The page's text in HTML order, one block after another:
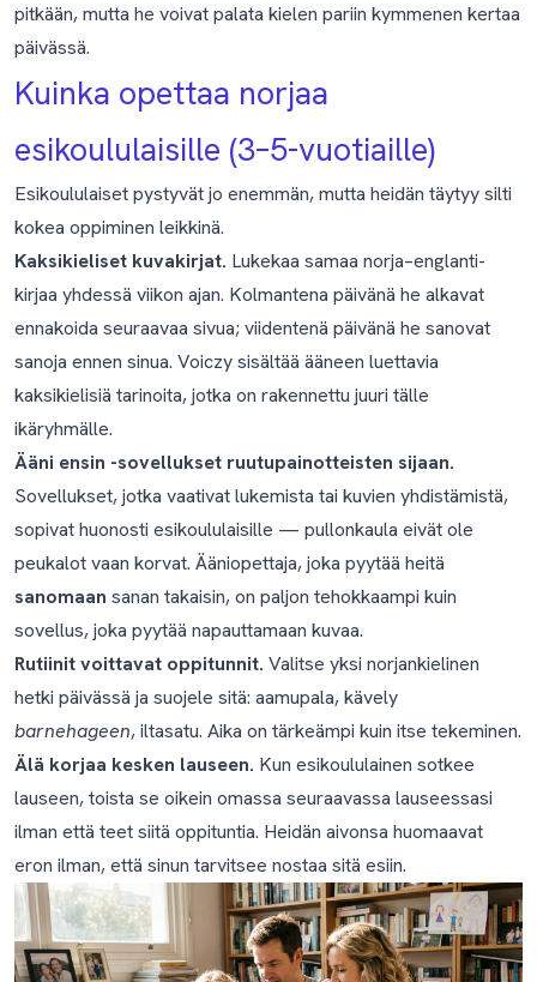
pitkään, mutta he voivat palata kielen pariin kymmenen kertaa
päivässä.
Kuinka opettaa norjaa
esikoululaisille (3–5-vuotiaille)
Esikoululaiset pystyvät jo enemmän, mutta heidän täytyy silti
kokea oppiminen leikkinä.
Kaksikieliset kuvakirjat. Lukekaa samaa norja–englanti-
kirjaa yhdessä viikon ajan. Kolmantena päivänä he alkavat
ennakoida seuraavaa sivua; viidentenä päivänä he sanovat
sanoja ennen sinua. Voiczy sisältää ääneen luettavia
kaksikielisiä tarinoita, jotka on rakennettu juuri tälle
ikäryhmälle.
Ääni ensin -sovellukset ruutupainotteisten sijaan.
Sovellukset, jotka vaativat lukemista tai kuvien yhdistämistä,
sopivat huonosti esikoululaisille — pullonkaula eivät ole
peukalot vaan korvat. Ääniopettaja, joka pyytää heitä
sanomaan sanan takaisin, on paljon tehokkaampi kuin
sovellus, joka pyytää napauttamaan kuvaa.
Rutiinit voittavat oppitunnit. Valitse yksi norjankielinen
hetki päivässä ja suojele sitä: aamupala, kävely
barnehageen, iltasatu. Aika on tärkeämpi kuin itse tekeminen.
Älä korjaa kesken lauseen. Kun esikoululainen sotkee
lauseen, toista se oikein omassa seuraavassa lauseessasi
ilman että teet siitä oppituntia. Heidän aivonsa huomaavat
eron ilman, että sinun tarvitsee nostaa sitä esiin.